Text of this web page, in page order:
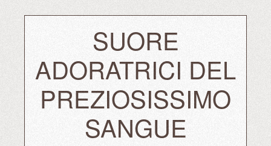
SUORE
ADORATRICI DEL
PREZIOSISSIMO
SANGUE